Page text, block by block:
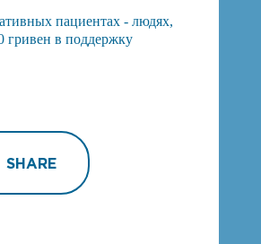
пациентах - людях,
гривен в поддержку
SHARE